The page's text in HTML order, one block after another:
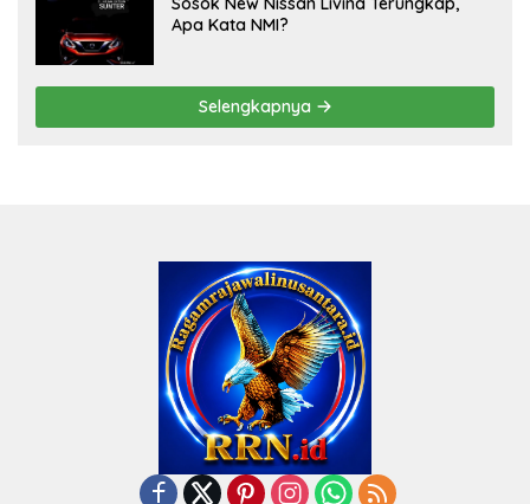
Apa Kata NMI?
Selengkapnya